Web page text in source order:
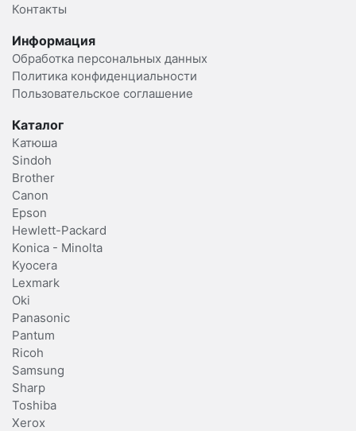
Контакты
Информация
Обработка персональных данных
Политика конфиденциальности
Пользовательское соглашение
Каталог
Катюша
Sindoh
Brother
Canon
Epson
Hewlett-Packard
Konica - Minolta
Kyocera
Lexmark
Oki
Panasonic
Pantum
Ricoh
Samsung
Sharp
Toshiba
Xerox